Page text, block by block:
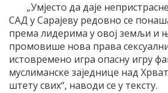
„Умјесто да даје
САД у Сарајеву редовно се
према лидерима у овој земљи и
промовише нова права
истовремено игра опасну игру
муслиманске заједнице над
штету свих“, наводи се у тексту.